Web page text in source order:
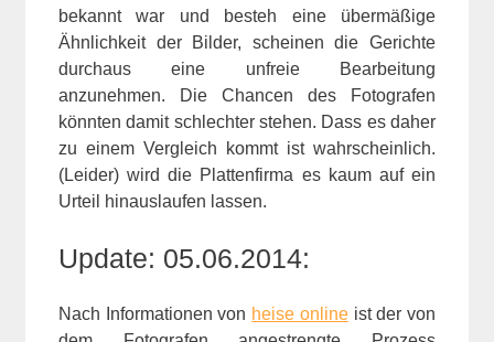
bekannt war und besteh eine übermäßige
Ähnlichkeit der Bilder, scheinen die Gerichte
durchaus eine unfreie Bearbeitung
anzunehmen. Die Chancen des Fotografen
könnten damit schlechter stehen. Dass es daher
zu einem Vergleich kommt ist wahrscheinlich.
(Leider) wird die Plattenfirma es kaum auf ein
Urteil hinauslaufen lassen.
Update: 05.06.2014:
Nach Informationen von heise onlineist der von